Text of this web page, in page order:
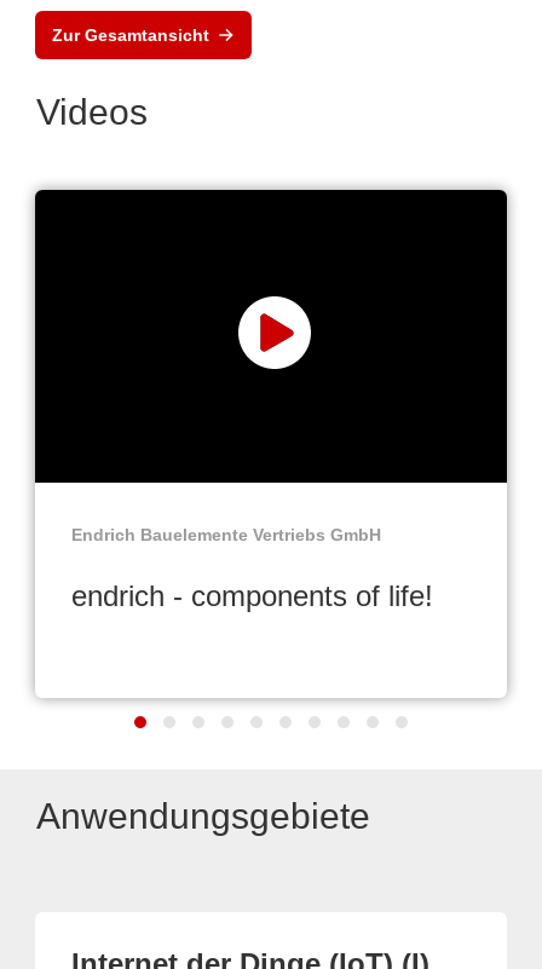
Zur Gesamtansicht
Videos
Endrich Bauelemente Vertriebs GmbH
endrich - components of life!
Anwendungsgebiete